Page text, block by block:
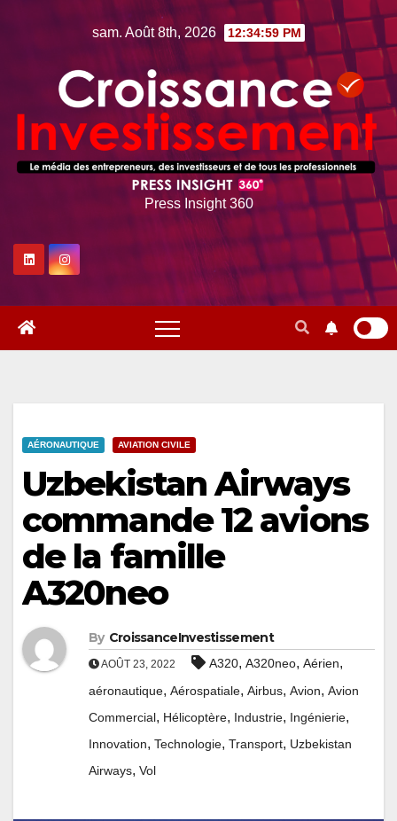
sam. Août 8th, 2026 12:35:00 PM
Press Insight 360
AÉRONAUTIQUE AVIATION CIVILE
Uzbekistan Airways
commande 12 avions
de la famille
A320neo
By CroissanceInvestissement
AOÛT 23, 2022 A320, A320neo, Aérien,
aéronautique, Aérospatiale, Airbus, Avion, Avion
Commercial, Hélicoptère, Industrie, Ingénierie,
Innovation, Technologie, Transport, Uzbekistan
Airways, Vol